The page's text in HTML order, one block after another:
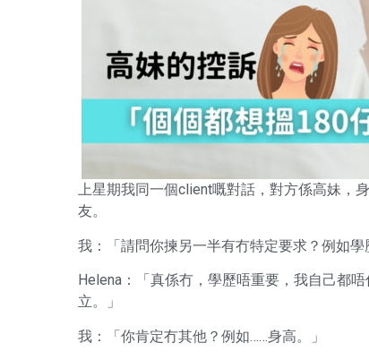
上星期我同一個client嘅對話，對方係高妹，
友。
我：「請問你揀另一半有冇特定要求？例如學
Helena：「真係冇，學歷唔重要，我自己都
立。」
我：「你肯定冇其他？例如……身高。」